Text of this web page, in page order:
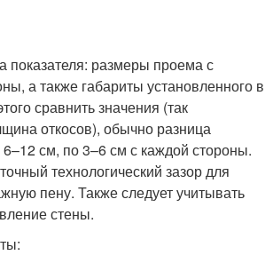
показателя: размеры проема с
а также габариты установленного в
сравнить значения (так
откосов), обычно разница
6–12 см, по 3–6 см с каждой стороны.
технологический зазор для
пену. Также следует учитывать
стены.